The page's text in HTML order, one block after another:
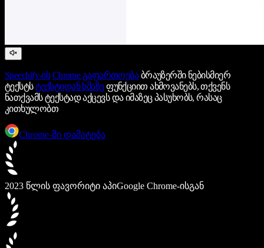
Speechify-ის Chrome გაფართოებაბრაუზერში ნებისმიერ
ტექსტსტექსტიდან ხმაზეფუნქციით ახმოვანებს, თქვენს
ნათქვამს ტექსტად აქცევს და იმაზეც პასუხობს, რასაც
კითხულობთ
Chrome-ში დამატება
2023 წლის ფავორიტი აპიGoogle Chrome-ისგან